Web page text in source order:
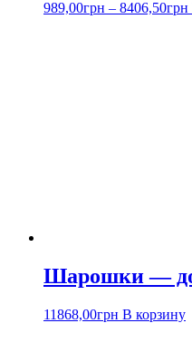
989,00грн – 8406,50грн
Шарошки —
11868,00грн В корзину